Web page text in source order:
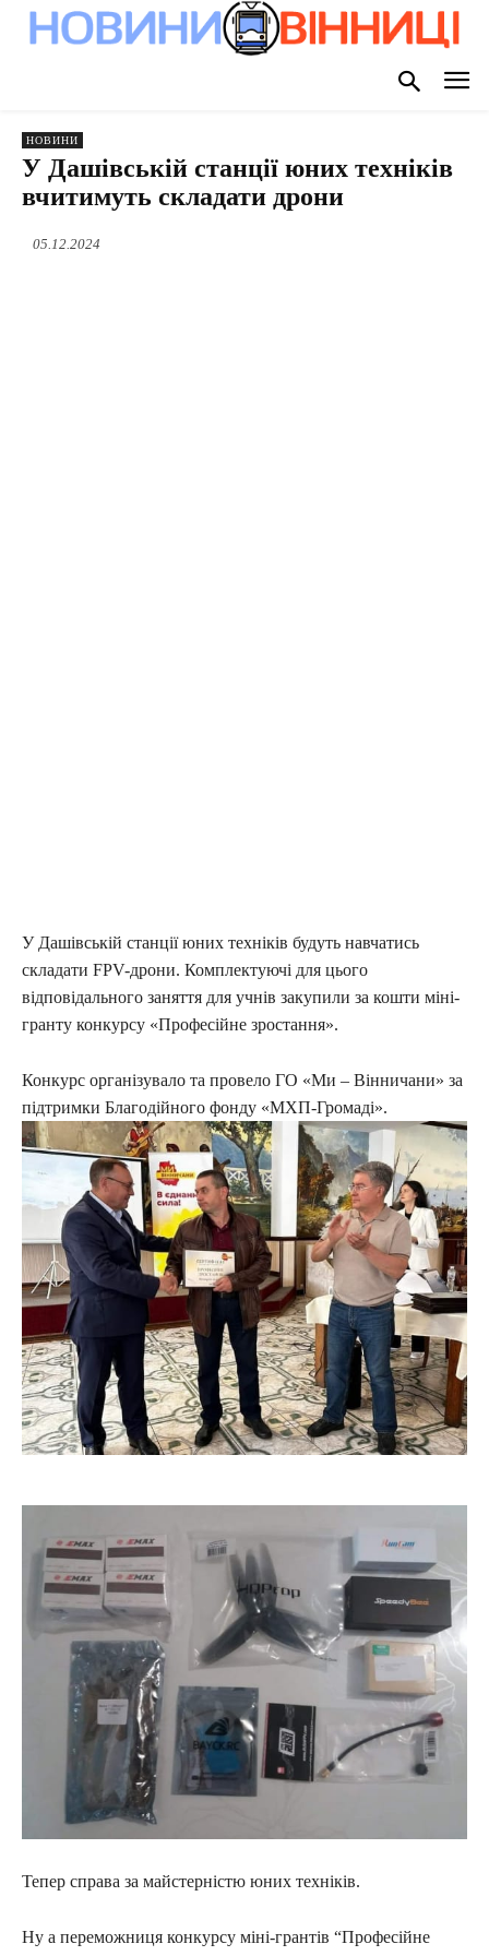
НОВИНИ
У Дашівській станції юних техніків
вчитимуть складати дрони
05.12.2024
У Дашівській станції юних техніків будуть навчатись
складати FPV-дрони. Комплектуючі для цього
відповідального заняття для учнів закупили за кошти міні-
гранту конкурсу «Професійне зростання».
Конкурс організувало та провело ГО «Ми – Вінничани» за
підтримки Благодійного фонду «МХП-Громаді».
Тепер справа за майстерністю юних техніків.
Ну а переможниця конкурсу міні-грантів “Професійне